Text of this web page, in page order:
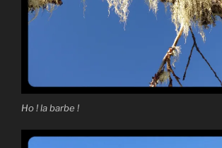
Ho ! la barbe !